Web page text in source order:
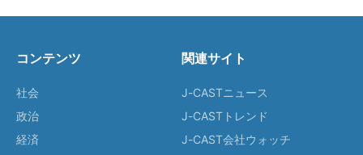
コンテンツ
社会
政治
経済
関連サイト
J-CASTニュース
J-CASTトレンド
J-CAST会社ウォッチ